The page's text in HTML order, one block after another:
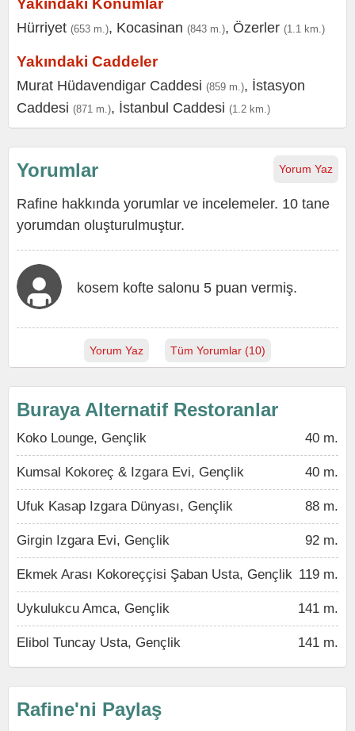
Yakındaki Konumlar
Hürriyet (653 m.), Kocasinan (843 m.), Özerler (1.1 km.)
Yakındaki Caddeler
Murat Hüdavendigar Caddesi (859 m.), İstasyon
Caddesi (871 m.), İstanbul Caddesi (1.2 km.)
Yorum Yaz
Yorumlar
Rafine hakkında yorumlar ve incelemeler. 10 tane
yorumdan oluşturulmuştur.
kosem kofte salonu 5 puan vermiş.
Yorum Yaz Tüm Yorumlar (10)
Buraya Alternatif Restoranlar
Koko Lounge, Gençlik 40 m.
Kumsal Kokoreç & Izgara Evi, Gençlik 40 m.
Ufuk Kasap Izgara Dünyası, Gençlik 88 m.
Girgin Izgara Evi, Gençlik 92 m.
Ekmek Arası Kokoreççisi Şaban Usta, Gençlik 119 m.
Uykulukcu Amca, Gençlik 141 m.
Elibol Tuncay Usta, Gençlik 141 m.
Rafine'ni Paylaş